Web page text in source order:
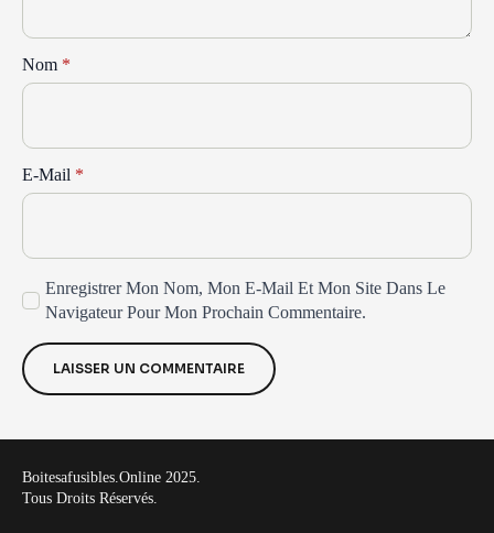
Nom *
E-Mail *
Enregistrer Mon Nom, Mon E-Mail Et Mon Site Dans Le
Navigateur Pour Mon Prochain Commentaire.
Boitesafusibles.online 2025.
Tous Droits Réservés.